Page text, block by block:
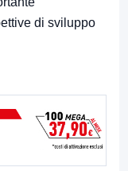
di sviluppo